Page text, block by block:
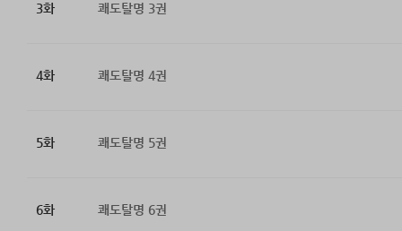
3화 쾌도탈명 3권
4화 쾌도탈명 4권
5화 쾌도탈명 5권
6화 쾌도탈명 6권